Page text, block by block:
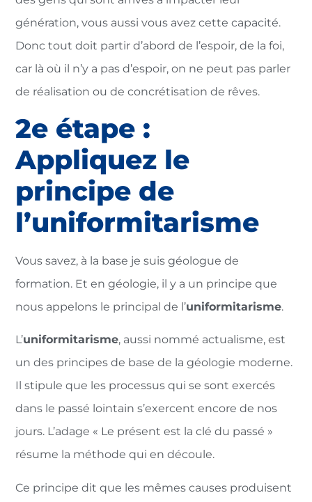
génération, vous aussi vous avez cette capacité.
Donc tout doit partir d’abord de l’espoir, de la foi,
car là où il n’y a pas d’espoir, on ne peut pas parler
de réalisation ou de concrétisation de rêves.
2e étape :
Appliquez le
principe de
l’uniformitarisme
Vous savez, à la base je suis géologue de
formation. Et en géologie, il y a un principe que
nous appelons le principal de l’uniformitarisme.
L’uniformitarisme, aussi nommé actualisme, est
un des principes de base de la géologie moderne.
Il stipule que les processus qui se sont exercés
dans le passé lointain s’exercent encore de nos
jours. L’adage « Le présent est la clé du passé »
résume la méthode qui en découle.
Ce principe dit que les mêmes causes produisent